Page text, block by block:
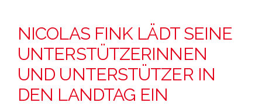
NICOLAS FINK LÄDT SEINE
UNTERSTÜTZERINNEN
UND UNTERSTÜTZER IN
DEN LANDTAG EIN